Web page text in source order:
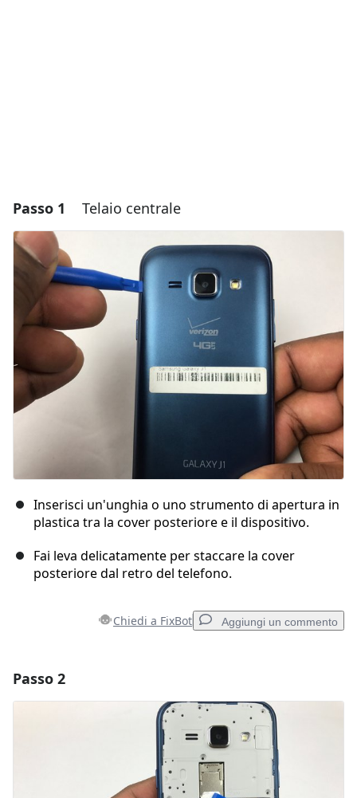
Passo 1 Telaio centrale
Inserisci un'unghia o uno strumento di apertura in
plastica tra la cover posteriore e il dispositivo.
Fai leva delicatamente per staccare la cover
posteriore dal retro del telefono.
Chiedi a FixBot Aggiungi un commento
Aggiungi Commento
Annulla Pubblica commento
Passo 2